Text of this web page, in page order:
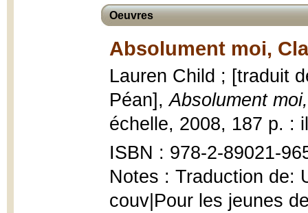
Oeuvres
Absolument moi,
Lauren Child ; [traduit
Péan],Absolument
échelle, 2008, 187 p. :
ISBN : 978-2-89021-
Notes : Traduction de:
couv|Pour les jeunes